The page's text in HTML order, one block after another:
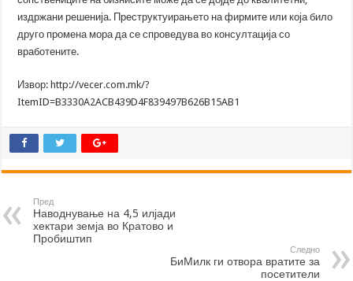
издржани решенија. Преструктуирањето на фирмите или која било
друго промена мора да се спроведува во консултација со
вработените.
Извор: http://vecer.com.mk/?
ItemID=B3330A2ACB439D4F839497B626B15AB1
Пред
Наводнување на 4,5 илјади
хектари земја во Кратово и
Пробиштип
Следно
БиМилк ги отвора вратите за
посетители